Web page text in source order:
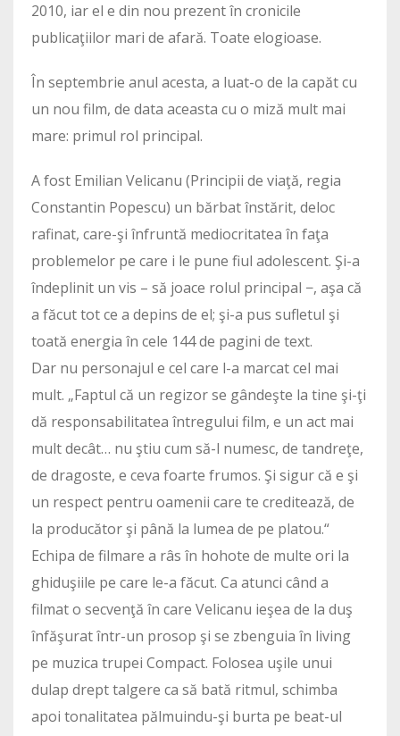
2010, iar el e din nou prezent în cronicile
publicaţiilor mari de afară. Toate elogioase.
În septembrie anul acesta, a luat-o de la capăt cu
un nou film, de data aceasta cu o miză mult mai
mare: primul rol principal.
A fost Emilian Velicanu (Principii de viaţă, regia
Constantin Popescu) un bărbat înstărit, deloc
rafinat, care-şi înfruntă mediocritatea în faţa
problemelor pe care i le pune fiul adolescent. Şi-a
îndeplinit un vis – să joace rolul principal −, aşa că
a făcut tot ce a depins de el; şi-a pus sufletul şi
toată energia în cele 144 de pagini de text.
Dar nu personajul e cel care l-a marcat cel mai
mult. „Faptul că un regizor se gândeşte la tine şi-ţi
dă responsabilitatea întregului film, e un act mai
mult decât… nu ştiu cum să-l numesc, de tandreţe,
de dragoste, e ceva foarte frumos. Şi sigur că e şi
un respect pentru oamenii care te creditează, de
la producător şi până la lumea de pe platou.“
Echipa de filmare a râs în hohote de multe ori la
ghiduşiile pe care le-a făcut. Ca atunci când a
filmat o secvenţă în care Velicanu ieşea de la duş
înfăşurat într-un prosop şi se zbenguia în living
pe muzica trupei Compact. Folosea uşile unui
dulap drept talgere ca să bată ritmul, schimba
apoi tonalitatea pălmuindu-şi burta pe beat-ul